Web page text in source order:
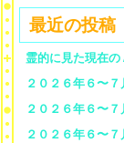
最近の投稿
霊的に見た現在
２０２６年６〜
２０２６年６〜
２０２６年６〜